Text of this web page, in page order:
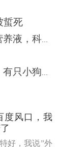
蜇死
● 宠物营养补充怎么选？喆宠汇宠物营养液，科学告别宠物亚健康
度风口，我
好，我说”外